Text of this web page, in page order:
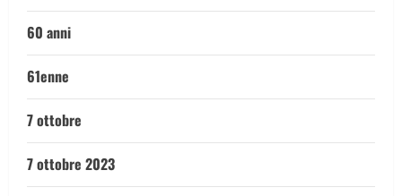
60 anni
61enne
7 ottobre
7 ottobre 2023